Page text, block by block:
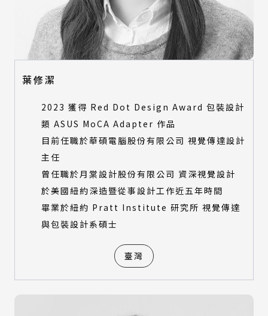
葉修潔
2023 獲得 Red Dot Design Award 包裝設計
類 ASUS MoCA Adapter 作品
目前任職於華碩電腦股份有限公司 視覺傳達設計
主任
曾任職於月棠設計股份有限公司 資深視覺設計
於美國紐約深造暨從事設計工作近五年時間
畢業於紐約 Pratt Institute 研究所 視覺傳達
與包裝設計系碩士
臺灣